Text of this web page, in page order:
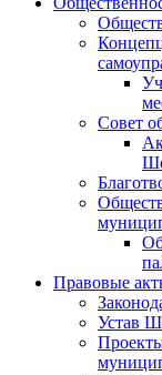
Совет
Правовые
Устав